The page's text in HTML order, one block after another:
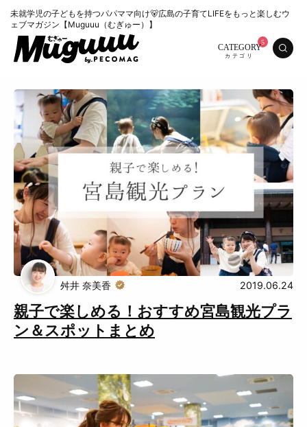
未就学児の子どもを持つパパママ向け🐻広島の子育てLIFEをもっと楽しむウ
ェブマガジン【Muguuu（むぎゅー）】
CATEGORY
特集
おいしい お知らせ
おでかけ
Muguuuとは
インフォマティブデータポリシ
ー
お問合せ
親子で楽しめる！おすすめ宮島観光プラ
ン＆スポットまとめ
舛井 奈美香 2019.06.24